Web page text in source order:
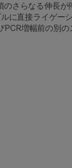
さらなる伸長が
に直接ライゲー
増幅前の別